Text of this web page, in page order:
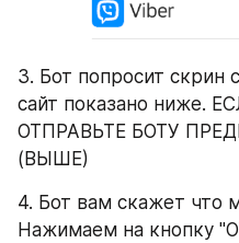
3. Бот попросит скрин
сайт показано ниже.
ОТПРАВЬТЕ БОТУ
(ВЫШЕ)
4. Бот вам скажет что
Нажимаем на кнопку